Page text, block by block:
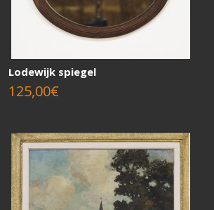
Lodewijk spiegel
125,00€